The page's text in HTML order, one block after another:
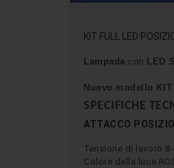
KIT FULL LED
Lampada con LED
Nuovo modello
SPECIFICHE
ATTACCO
Tensione di lavoro 8-
Colore della luce